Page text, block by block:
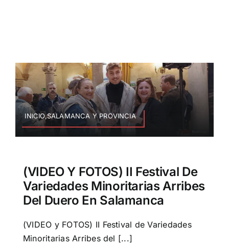
INICIO,SALAMANCA Y PROVINCIA
(VIDEO Y FOTOS) II Festival De
Variedades Minoritarias Arribes
Del Duero En Salamanca
(VIDEO y FOTOS) II Festival de Variedades
Minoritarias Arribes del [...]